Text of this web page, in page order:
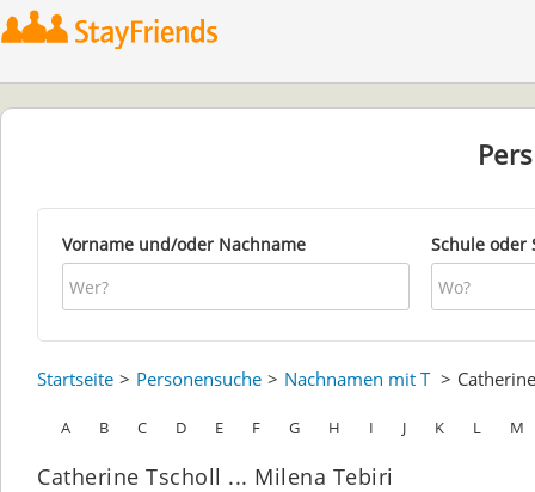
Vorname und/oder Nachname Schule oder
Startseite Personensuche Nachnamen mit T
A B C D E F G H I J K L M
Catherine Tscholl ... Milena Tebiri